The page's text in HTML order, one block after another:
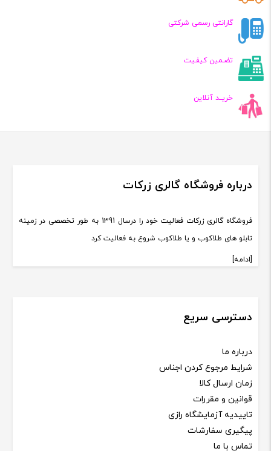
گارانتی رسمی شرکتی
تضـمین کیفـیت
خریــد آنلاین
درباره فروشگاه گالری زرکات
فروشگاه گالری زرکات فعالیت خود را درسال 1391 به طور تخصصی در زمینه
تابلو های طلاکوب و یا طلاکوب شروع به فعالیت کرد
[ادامه]
دسترسی سریع
درباره ما
شرایط مرجوع کردن اجناس
زمان ارسال کالا
قوانین و مقررات
تاییدیه آزمایشگاه رازی
پیگیری سفارشات
تماس با ما